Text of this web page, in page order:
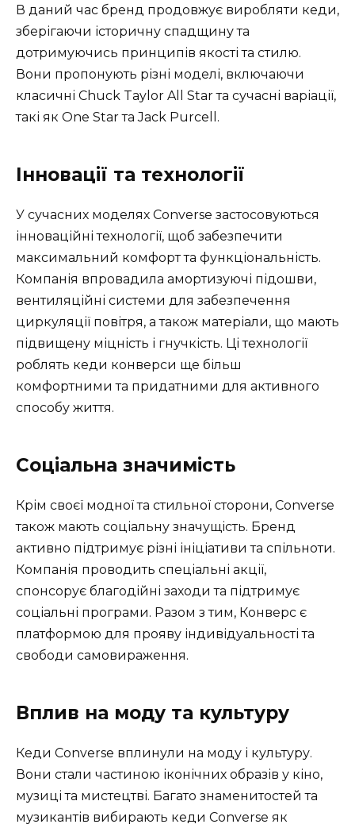
В даний час бренд продовжує виробляти кеди,
зберігаючи історичну спадщину та
дотримуючись принципів якості та стилю.
Вони пропонують різні моделі, включаючи
класичні Chuck Taylor All Star та сучасні варіації,
такі як One Star та Jack Purcell.
Інновації та технології
У сучасних моделях Converse застосовуються
інноваційні технології, щоб забезпечити
максимальний комфорт та функціональність.
Компанія впровадила амортизуючі підошви,
вентиляційні системи для забезпечення
циркуляції повітря, а також матеріали, що мають
підвищену міцність і гнучкість. Ці технології
роблять кеди конверси ще більш
комфортними та придатними для активного
способу життя.
Соціальна значимість
Крім своєї модної та стильної сторони, Converse
також мають соціальну значущість. Бренд
активно підтримує різні ініціативи та спільноти.
Компанія проводить спеціальні акції,
спонсорує благодійні заходи та підтримує
соціальні програми. Разом з тим, Конверс є
платформою для прояву індивідуальності та
свободи самовираження.
Вплив на моду та культуру
Кеди Converse вплинули на моду і культуру.
Вони стали частиною іконічних образів у кіно,
музиці та мистецтві. Багато знаменитостей та
музикантів вибирають кеди Converse як